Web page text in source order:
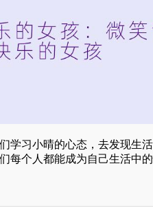
学习小晴的心态，去发现生
每个人都能成为自己生活中的